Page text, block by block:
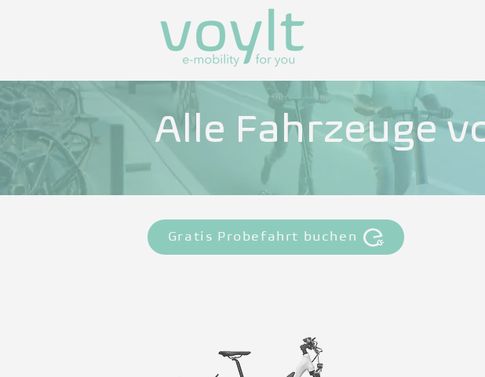
Alle Fahrzeuge
Gratis Probefahrt buchen